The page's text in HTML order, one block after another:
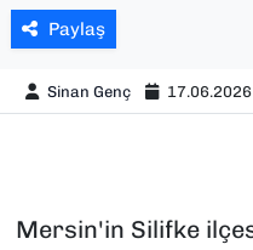
Paylaş
Sinan Genç
Mersin'in Silifke